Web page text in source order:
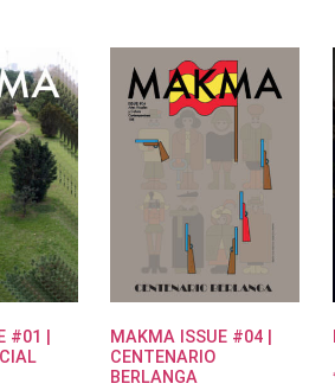
#01 |
MAKMA ISSUE #04 |
CENTENARIO
BERLANGA